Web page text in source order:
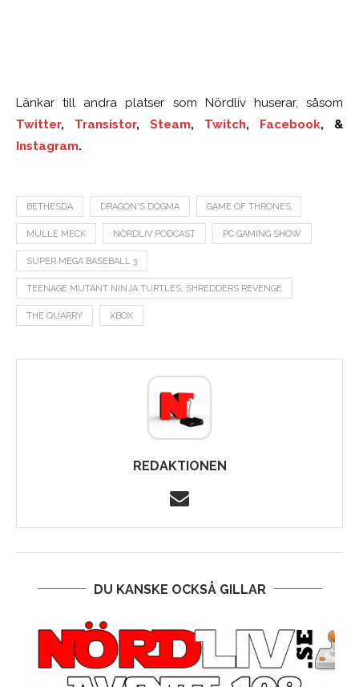
Länkar till andra platser som Nördliv huserar, såsom
Twitter, Transistor, Steam, Twitch, Facebook, &
Instagram.
BETHESDA DRAGON'S DOGMA GAME OF THRONES
MULLE MECK NÖRDLIV PODCAST PC GAMING SHOW
SUPER MEGA BASEBALL 3
TEENAGE MUTANT NINJA TURTLES: SHREDDERS REVENGE
THE QUARRY XBOX
REDAKTIONEN
DU KANSKE OCKSÅ GILLAR